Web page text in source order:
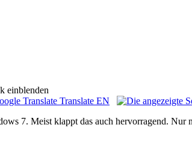
Translate EN
7. Meist klappt das auch hervorragend.